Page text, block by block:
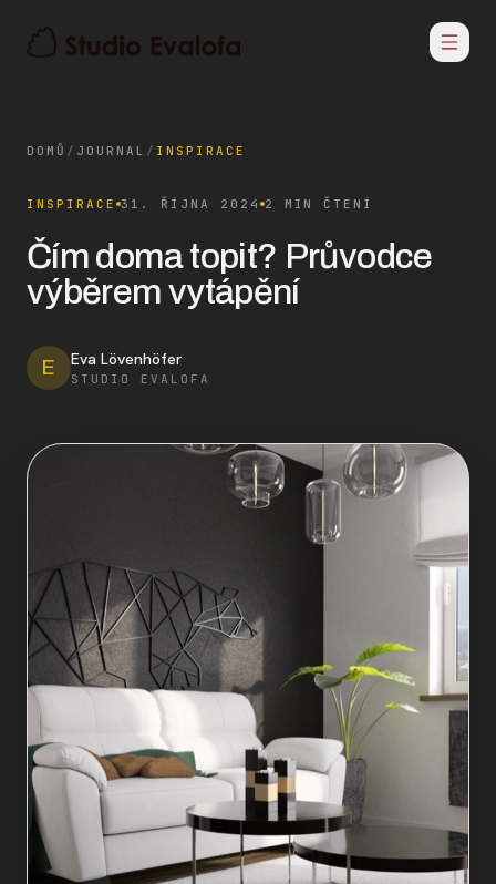
DOMŮ / JOURNAL / INSPIRACE
INSPIRACE 31. ŘÍJNA 2024 2 MIN ČTENÍ
Čím doma topit? Průvodce
výběrem vytápění
E Eva Lövenhöfer
STUDIO EVALOFA